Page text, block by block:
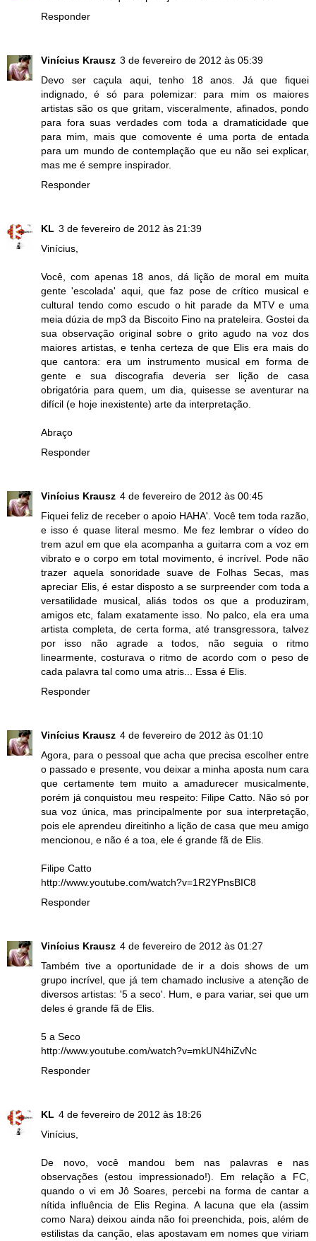
Responder
Vinícius Krausz 3 de fevereiro de 2012 às 05:39
Devo ser caçula aqui, tenho 18 anos. Já que fiquei
indignado, é só para polemizar: para mim os maiores
artistas são os que gritam, visceralmente, afinados, pondo
para fora suas verdades com toda a dramaticidade que
para mim, mais que comovente é uma porta de entada
para um mundo de contemplação que eu não sei explicar,
mas me é sempre inspirador.
Responder
KL 3 de fevereiro de 2012 às 21:39
Vinícius,
Você, com apenas 18 anos, dá lição de moral em muita
gente 'escolada' aqui, que faz pose de crítico musical e
cultural tendo como escudo o hit parade da MTV e uma
meia dúzia de mp3 da Biscoito Fino na prateleira. Gostei da
sua observação original sobre o grito agudo na voz dos
maiores artistas, e tenha certeza de que Elis era mais do
que cantora: era um instrumento musical em forma de
gente e sua discografia deveria ser lição de casa
obrigatória para quem, um dia, quisesse se aventurar na
difícil (e hoje inexistente) arte da interpretação.
Abraço
Responder
Vinícius Krausz 4 de fevereiro de 2012 às 00:45
Fiquei feliz de receber o apoio HAHA'. Você tem toda razão,
e isso é quase literal mesmo. Me fez lembrar o vídeo do
trem azul em que ela acompanha a guitarra com a voz em
vibrato e o corpo em total movimento, é incrível. Pode não
trazer aquela sonoridade suave de Folhas Secas, mas
apreciar Elis, é estar disposto a se surpreender com toda a
versatilidade musical, aliás todos os que a produziram,
amigos etc, falam exatamente isso. No palco, ela era uma
artista completa, de certa forma, até transgressora, talvez
por isso não agrade a todos, não seguia o ritmo
linearmente, costurava o ritmo de acordo com o peso de
cada palavra tal como uma atris... Essa é Elis.
Responder
Vinícius Krausz 4 de fevereiro de 2012 às 01:10
Agora, para o pessoal que acha que precisa escolher entre
o passado e presente, vou deixar a minha aposta num cara
que certamente tem muito a amadurecer musicalmente,
porém já conquistou meu respeito: Filipe Catto. Não só por
sua voz única, mas principalmente por sua interpretação,
pois ele aprendeu direitinho a lição de casa que meu amigo
mencionou, e não é a toa, ele é grande fã de Elis.
Filipe Catto
http://www.youtube.com/watch?v=1R2YPnsBIC8
Responder
Vinícius Krausz 4 de fevereiro de 2012 às 01:27
Também tive a oportunidade de ir a dois shows de um
grupo incrível, que já tem chamado inclusive a atenção de
diversos artistas: '5 a seco'. Hum, e para variar, sei que um
deles é grande fã de Elis.
5 a Seco
http://www.youtube.com/watch?v=mkUN4hiZvNc
Responder
KL 4 de fevereiro de 2012 às 18:26
Vinícius,
De novo, você mandou bem nas palavras e nas
observações (estou impressionado!). Em relação a FC,
quando o vi em Jô Soares, percebi na forma de cantar a
nítida influência de Elis Regina. A lacuna que ela (assim
como Nara) deixou ainda não foi preenchida, pois, além de
estilistas da canção, elas apostavam em nomes que viriam